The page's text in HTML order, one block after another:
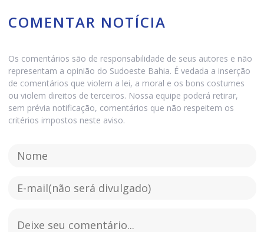
COMENTAR NOTÍCIA
Os comentários são de responsabilidade de seus autores e não
representam a opinião do Sudoeste Bahia. É vedada a inserção
de comentários que violem a lei, a moral e os bons costumes
ou violem direitos de terceiros. Nossa equipe poderá retirar,
sem prévia notificação, comentários que não respeitem os
critérios impostos neste aviso.